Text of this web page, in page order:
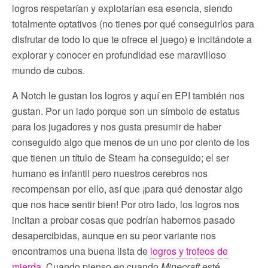
logros respetarían y explotarían esa esencia, siendo
totalmente optativos (no tienes por qué conseguirlos para
disfrutar de todo lo que te ofrece el juego) e incitándote a
explorar y conocer en profundidad ese maravilloso
mundo de cubos.
A Notch le gustan los logros y aquí en EPI también nos
gustan. Por un lado porque son un símbolo de estatus
para los jugadores y nos gusta presumir de haber
conseguido algo que menos de un uno por ciento de los
que tienen un título de Steam ha conseguido; el ser
humano es infantil pero nuestros cerebros nos
recompensan por ello, así que ¡para qué denostar algo
que nos hace sentir bien! Por otro lado, los logros nos
incitan a probar cosas que podrían habernos pasado
desapercibidas, aunque en su peor variante nos
encontramos una buena lista de logros y trofeos de